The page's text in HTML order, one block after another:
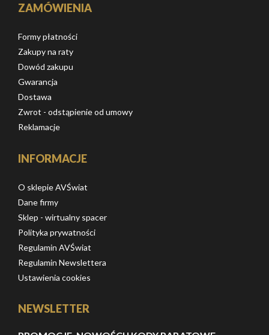
ZAMÓWIENIA
Formy płatności
Zakupy na raty
Dowód zakupu
Gwarancja
Dostawa
Zwrot - odstąpienie od umowy
Reklamacje
INFORMACJE
O sklepie AVŚwiat
Dane firmy
Sklep - wirtualny spacer
Polityka prywatności
Regulamin AVŚwiat
Regulamin Newslettera
Ustawienia cookies
NEWSLETTER